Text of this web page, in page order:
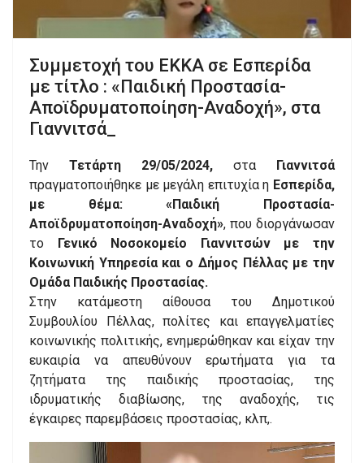
Συμμετοχή του ΕΚΚΑ σε Εσπερίδα
με τίτλο : «Παιδική Προστασία-
Αποϊδρυματοποίηση-Αναδοχή», στα
Γιαννιτσά_
Την Τετάρτη 29/05/2024, στα Γιαννιτσά
πραγματοποιήθηκε με μεγάλη επιτυχία η Εσπερίδα,
με θέμα: «Παιδική Προστασία-
Αποϊδρυματοποίηση-Αναδοχή», που διοργάνωσαν
το Γενικό Νοσοκομείο Γιαννιτσών με την
Κοινωνική Υπηρεσία και ο Δήμος Πέλλας με την
Ομάδα Παιδικής Προστασίας.
Στην κατάμεστη αίθουσα του Δημοτικού
Συμβουλίου Πέλλας, πολίτες και επαγγελματίες
κοινωνικής πολιτικής, ενημερώθηκαν και είχαν την
ευκαιρία να απευθύνουν ερωτήματα για τα
ζητήματα της παιδικής προστασίας, της
ιδρυματικής διαβίωσης, της αναδοχής, τις
έγκαιρες παρεμβάσεις προστασίας, κλπ,.